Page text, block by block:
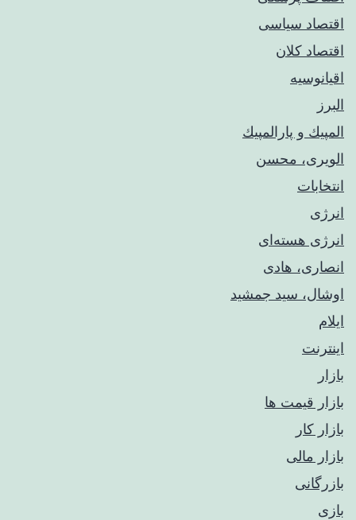
اقتصاد سیاسی
اقتصاد کلان
اقیانوسیه
البرز
المپيك و پارالمپيك
الویری، محسن
انتخابات
انرژی
انرژی هسته‌ای
انصاری، هادی
اوشال، سید جمشید
ایلام
اینترنت
بازار
بازار قیمت ها
بازار کار
بازار مالی
بازرگانی
بازی